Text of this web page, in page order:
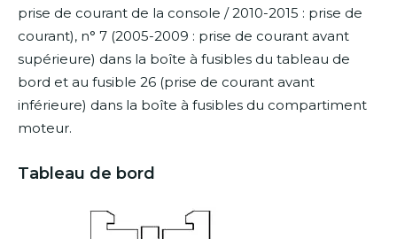
prise de courant de la console / 2010-2015 : prise de
courant), n° 7 (2005-2009 : prise de courant avant
supérieure) dans la boîte à fusibles du tableau de
bord et au fusible 26 (prise de courant avant
inférieure) dans la boîte à fusibles du compartiment
moteur.
Tableau de bord